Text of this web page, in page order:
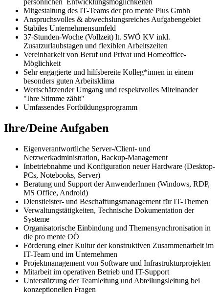
persönlichen Entwicklungsmöglichkeiten
Mitgestaltung des IT-Teams der pro mente Plus Gmbh
Anspruchsvolles & abwechslungsreiches Aufgabengebiet
Stabiles Unternehmensumfeld
37-Stunden-Woche (Vollzeit) lt. SWÖ KV inkl.
Zusatzurlaubstagen und flexiblen Arbeitszeiten
Vereinbarkeit von Beruf und Privat und Homeoffice-
Möglichkeit
Sehr engagierte und hilfsbereite Kolleg*innen in einem
besonders guten Arbeitsklima
Wertschätzender Umgang und respektvolles Miteinander
"Ihre Stimme zählt"
Umfassendes Fortbildungsprogramm
Ihre/Deine Aufgaben
Eigenverantwortliche Server-/Client- und
Netzwerkadministration, Backup-Management
Inbetriebnahme und Konfiguration neuer Hardware (Desktop-
PCs, Notebooks, Server)
Beratung und Support der AnwenderInnen (Windows, RDP,
MS Office, Android)
Dienstleister- und Beschaffungsmanagement für IT-Themen
Verwaltungstätigkeiten, Technische Dokumentation der
Systeme
Organisatorische Einbindung und Themensynchronisation in
die pro mente OÖ
Förderung einer Kultur der konstruktiven Zusammenarbeit im
IT-Team und im Unternehmen
Projektmanagement von Software und Infrastrukturprojekten
Mitarbeit im operativen Betrieb und IT-Support
Unterstützung der Teamleitung und Abteilungsleitung bei
konzeptionellen Fragen